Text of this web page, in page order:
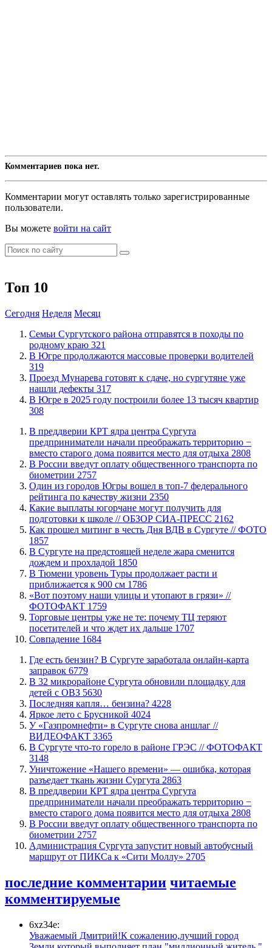
Комментариев пока нет.
Комментарии могут оставлять только зарегистрированные
пользователи.
Вы можете войти на сайт
Топ 10
Сегодня Неделя Месяц
​Семьи Сургутского района отправятся в походы по
родному краю 321
​В Югре продолжаются массовые проверки водителей
319
​Проезд Мунарева готовят к сдаче, но сургутяне уже
нашли дефекты 317
​В Югре в 2025 году построили более 13 тысяч квартир
308
​В преддверии КРТ ядра центра Сургута
предприниматели начали преображать территорию −
вместо старого дома появится место для отдыха 2808
В России введут оплату общественного транспорта по
биометрии 2757
Один из городов Югры вошел в топ-7 федерального
рейтинга по качеству жизни 2350
Какие выплаты югорчане могут получить для
подготовки к школе // ОБЗОР СИА-ПРЕСС 2162
Как прошел митинг в честь Дня ВДВ в Сургуте // ФОТО
1857
В Сургуте на предстоящей неделе жара сменится
дождем и прохладой 1850
В Тюмени уровень Туры продолжает расти и
приближается к 900 см 1786
«Вот поэтому наши улицы и утопают в грязи» //
ФОТОФАКТ 1759
Торговые центры уже не те: почему ТЦ теряют
посетителей и что ждет их дальше 1707
​Совпадение 1684
​Где есть бензин? В Сургуте заработала онлайн-карта
заправок 6779
В 32 микрорайоне Сургута обновили площадку для
детей с ОВЗ 5630
​Последняя капля… бензина? 4228
Яркое лето с Брусникой 4024
У «Газпромнефти» в Сургуте снова аншлаг //
ВИДЕОФАКТ 3365
​В Сургуте что-то горело в районе ГРЭС // ФОТОФАКТ
3148
​Уничтожение «Нашего времени» — ошибка, которая
разъедает ткань жизни Сургута 2863
​В преддверии КРТ ядра центра Сургута
предприниматели начали преображать территорию −
вместо старого дома появится место для отдыха 2808
В России введут оплату общественного транспорта по
биометрии 2757
​Администрация Сургута запустит новый автобусный
маршрут от ПИКСа к «Сити Моллу» 2705
последние комментарии читаемые
комментируемые
6xz34e:
Уважаемый Дмитрий!К сожалению,лучший город